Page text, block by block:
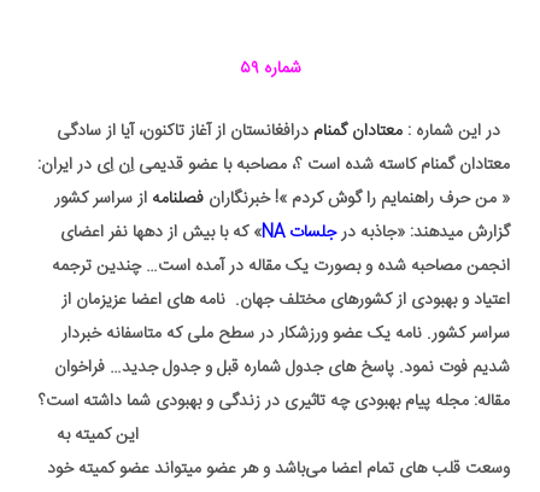
شماره ۵۹
در این شماره : معتادان گمنام درافغانستان از آغاز تاکنون، آیا از سادگی
معتادان گمنام کاسته شده است ؟، مصاحبه با عضو قدیمی اِن اِی در ایران:
« من حرف راهنمایم را گوش کردم »! خبرنگاران فصلنامه از سراسر کشور
گزارش میدهند: «جاذبه درجلساتNA» که با بیش از دهها نفر اعضای
انجمن مصاحبه شده و بصورت یک مقاله در آمده است… چندین ترجمه
اعتیاد و بهبودی از کشورهای مختلف جهان. نامه های اعضا عزیزمان از
سراسر کشور. نامه یک عضو ورزشکار در سطح ملی که متاسفانه خبردار
شدیم فوت نمود. پاسخ های جدول شماره قبل و جدول جدید… فراخوان
مقاله: مجله پیام بهبودی چه تاثیری در زندگی و بهبودی شما داشته است؟
این کمیته به
وسعت قلب های تمام اعضا می‌باشد و هر عضو میتواند عضو کمیته خود